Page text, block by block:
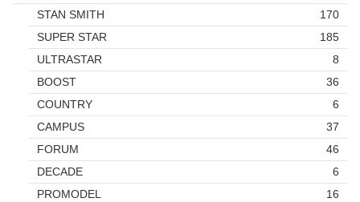
STAN SMITH
170
SUPER STAR
185
ULTRASTAR
8
BOOST
36
COUNTRY
6
CAMPUS
37
FORUM
46
DECADE
6
PROMODEL
16